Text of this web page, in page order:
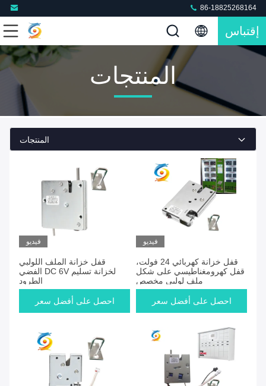
86-18825268164
إقتباس
المنتجات
المنتجات
فيديو
قفل خزانة الملف اللولبي
الفضي DC 6V لخزانة تسليم
الطرود
احصل على أفضل سعر
فيديو
قفل خزانة كهربائي 24 فولت،
قفل كهرومغناطيسي على شكل
ملف لولبي مخصص
احصل على أفضل سعر